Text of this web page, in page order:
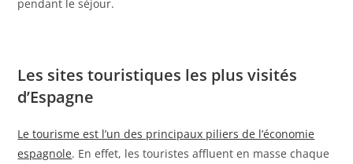
pendant le séjour.
Les sites touristiques les plus visités
d’Espagne
Le tourisme est l’un des principaux piliers de l’économie
espagnole. En effet, les touristes affluent en masse chaque